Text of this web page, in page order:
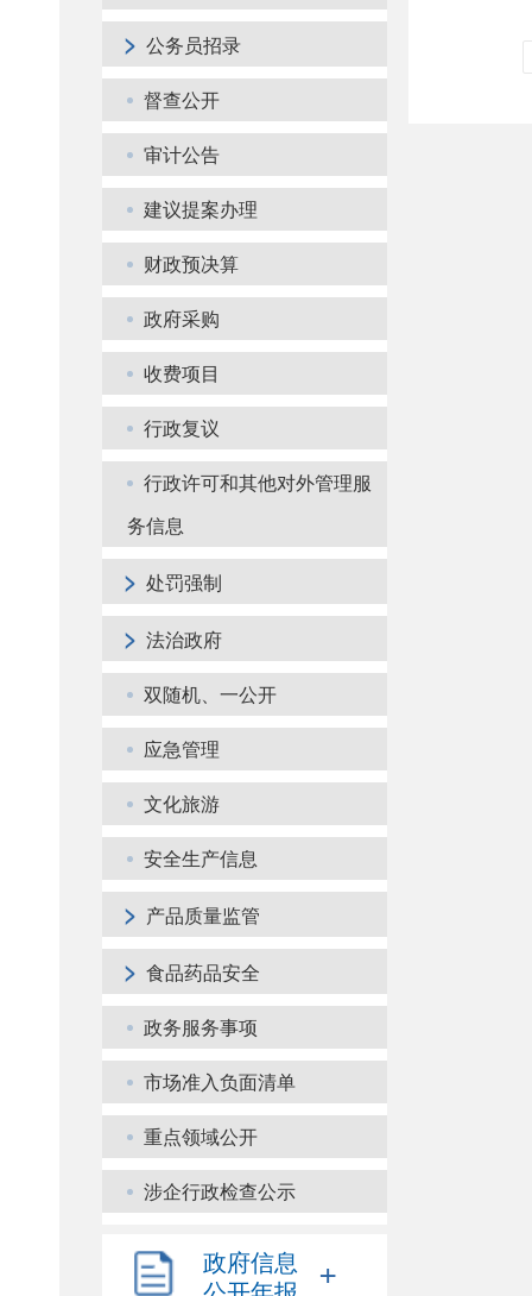
> 公务员招录
督查公开
审计公告
建议提案办理
财政预决算
政府采购
收费项目
行政复议
行政许可和其他对外管理服
务信息
> 处罚强制
> 法治政府
双随机、一公开
应急管理
文化旅游
安全生产信息
> 产品质量监管
> 食品药品安全
政务服务事项
市场准入负面清单
重点领域公开
涉企行政检查公示
政府信息
+